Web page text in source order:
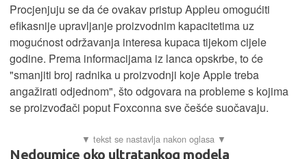
Procjenjuju se da će ovakav pristup Appleu omogućiti
efikasnije upravljanje proizvodnim kapacitetima uz
mogućnost održavanja interesa kupaca tijekom cijele
godine. Prema informacijama iz lanca opskrbe, to će
"smanjiti broj radnika u proizvodnji koje Apple treba
angažirati odjednom", što odgovara na probleme s kojima
se proizvođači poput Foxconna sve češće suočavaju.
Nedoumice oko ultratankog modela